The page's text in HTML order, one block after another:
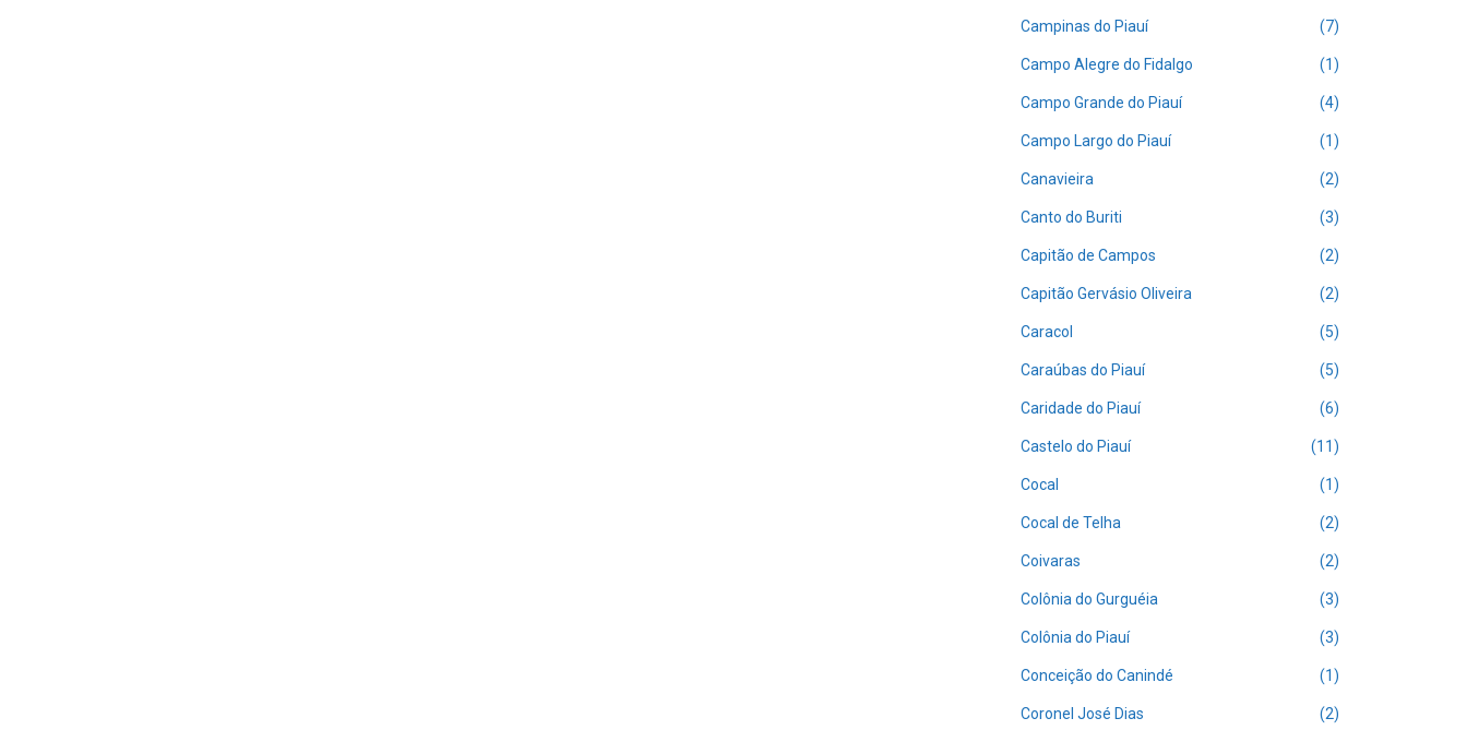
Campinas do Piauí (7)
Campo Alegre do Fidalgo (1)
Campo Grande do Piauí (4)
Campo Largo do Piauí (1)
Canavieira (2)
Canto do Buriti (3)
Capitão de Campos (2)
Capitão Gervásio Oliveira (2)
Caracol (5)
Caraúbas do Piauí (5)
Caridade do Piauí (6)
Castelo do Piauí (11)
Cocal (1)
Cocal de Telha (2)
Coivaras (2)
Colônia do Gurguéia (3)
Colônia do Piauí (3)
Conceição do Canindé (1)
Coronel José Dias (2)